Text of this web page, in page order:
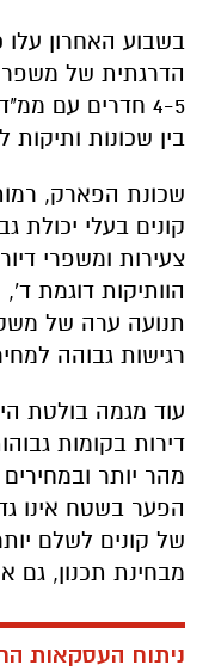
בשבוע האחרון
הדרגתית של משפרי
4-5 חדרים עם
בין שכונות
שכונת הפארק,
קונים בעלי יכולת
צעירות ומשפרי
הוותיקות דוגמת
תנועה ערה של
רגישות גבוהה
עוד מגמה בולטת
דירות בקומות
מהר יותר
הפער בשטח אינו
של קונים לשלם
מבחינת תכנון, גם
ניתוח העסקאות